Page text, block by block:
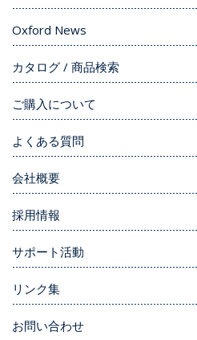
Oxford News
カタログ / 商品検索
ご購入について
よくある質問
会社概要
採用情報
サポート活動
リンク集
お問い合わせ